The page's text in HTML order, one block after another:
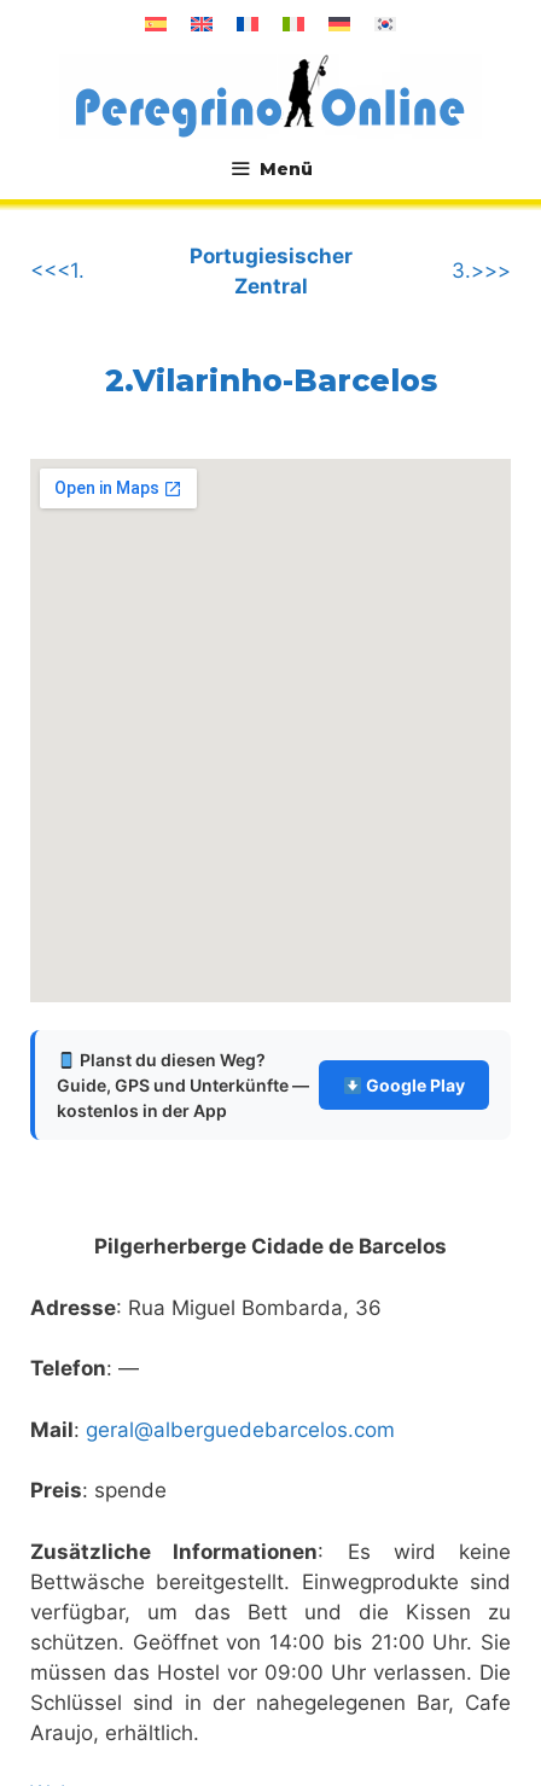
Menü
.
<<<1.
Portugiesischer
Zentral
3.>>>
2.Vilarinho-Barcelos
Planst du diesen Weg?
Guide, GPS und Unterkünfte —
kostenlos in der App
Google Play
Pilgerherberge Cidade de Barcelos
Adresse: Rua Miguel Bombarda, 36
Telefon: —
Mail: geral@alberguedebarcelos.com
Preis: spende
Zusätzliche Informationen: Es wird keine
Bettwäsche bereitgestellt. Einwegprodukte sind
verfügbar, um das Bett und die Kissen zu
schützen. Geöffnet von 14:00 bis 21:00 Uhr. Sie
müssen das Hostel vor 09:00 Uhr verlassen. Die
Schlüssel sind in der nahegelegenen Bar, Cafe
Araujo, erhältlich.